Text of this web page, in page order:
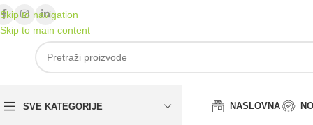
Skip to navigation
Skip to main content
SVE KATEGORIJE NASLOVNA